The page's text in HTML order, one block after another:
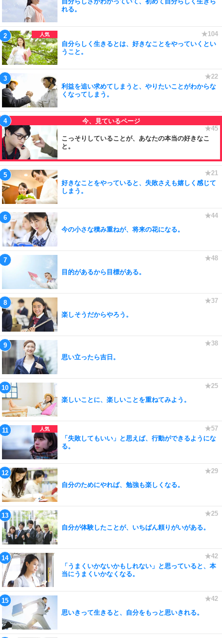
れる。
自分らしく生きるとは、好きなことをやっていくとい
うこと。
利益を追い求めてしまうと、やりたいことがわからな
くなってしまう。
こっそりしていることが、あなたの本当の好きなこ
と。
好きなことをやっていると、失敗さえも嬉しく感じて
しまう。
今の小さな積み重ねが、将来の花になる。
目的があるから目標がある。
楽しそうだからやろう。
思い立ったら吉日。
楽しいことに、楽しいことを重ねてみよう。
「失敗してもいい」と思えば、行動ができるようにな
る。
自分のためにやれば、勉強も楽しくなる。
自分が体験したことが、いちばん頼りがいがある。
「うまくいかないかもしれない」と思っていると、本
当にうまくいかなくなる。
思いきって生きると、自分をもっと思いきれる。